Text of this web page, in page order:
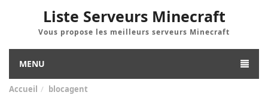
Liste Serveurs Minecraft
Vous propose les meilleurs serveurs Minecraft
MENU
Accueil blocagent